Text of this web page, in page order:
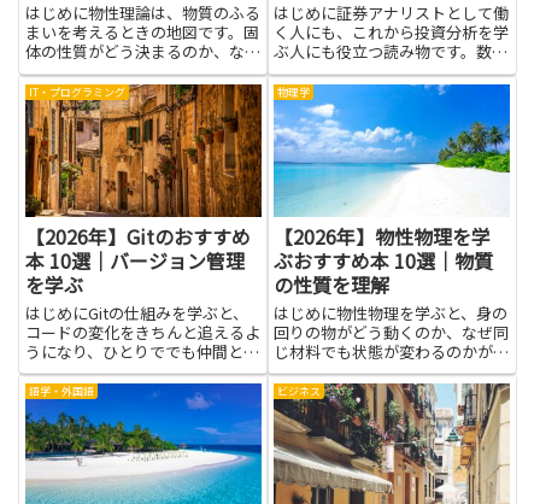
はじめに物性理論は、物質のふる
まいを考えるときの地図です。固
体の性質がどう決まるのか、なぜ
電気が流れ、熱が伝わるのかを、
難しい式だけでなく身の回りの現
象と結びつけて考える力を育てま
す。こうした考え方を学ぶと、物
質の性質を理解する力が身につ
き...
はじめに証券アナリストとして働
く人にも、これから投資分析を学
ぶ人にも役立つ読み物です。数字
の読み方やデータの意味を、専門
用語を使わずに分かりやすく説明
します。実例や簡単な図表がつい
ていて、企業の強みや弱み、リス
クを見つける力が身につくでし
ょ...
IT・プログラミング
【2026年】Gitのおすすめ
本 10選｜バージョン管理
を学ぶ
はじめにGitの仕組みを学ぶと、
コードの変化をきちんと追えるよ
うになり、ひとりででも仲間とで
も仕事をうまく進められます。変
更の記録が見やすくなると、誰が
何をしたかをすぐに確かめられ、
間違いを減らせます。バージョン
管理を学ぶと、作業の順番や分...
物理学
【2026年】物性物理を学
ぶおすすめ本 10選｜物質
の性質を理解
はじめに物性物理を学ぶと、身の
回りの物がどう動くのか、なぜ同
じ材料でも状態が変わるのかが、
ひとつの筋で見えてきます。原子
の動きや、金属が電気を流すしく
み、結晶の形が物性にどう影響す
るかといった基本の考え方を、や
さしい言葉と身近な例で丁寧に
理...
語学・外国語 ビジネス